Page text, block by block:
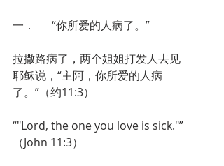
一．      “你所爱的人病了。”
拉撒路病了，两个姐姐打发人去见
耶稣说，“主阿，你所爱的人病
了。”（约11:3）
“"Lord, the one you love is sick."”
（John 11:3）